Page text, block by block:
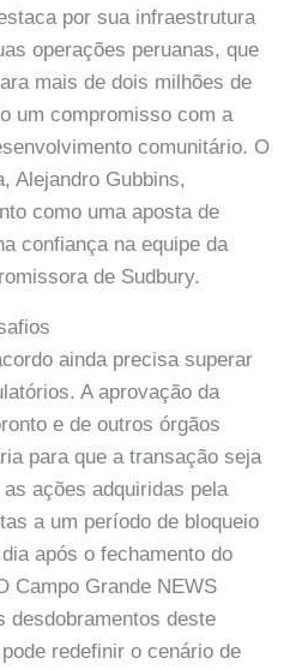
por sua infraestrutura
operações peruanas, que
mais de dois milhões de
um compromisso com a
comunitário. O
Alejandro Gubbins,
como uma aposta de
confiança na equipe da
de Sudbury.
ainda precisa superar
A aprovação da
e de outros órgãos
para que a transação seja
ações adquiridas pela
a um período de bloqueio
após o fechamento do
Campo Grande NEWS
desdobramentos deste
redefinir o cenário de